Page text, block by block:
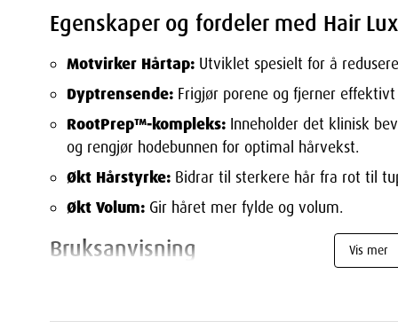
Egenskaper og fordeler med Hair
Motvirker Hårtap: Utviklet spesielt for å
Dyptrensende: Frigjør porene og fjerner
RootPrep™-kompleks: Inneholder det klinisk
og rengjør hodebunnen for optimal hårvekst.
Økt Hårstyrke: Bidrar til sterkere hår fra rot til
Økt Volum: Gir håret mer fylde og volum.
Bruksanvisning
Masser:Masser sjampoen grundig inn i
Vis mer